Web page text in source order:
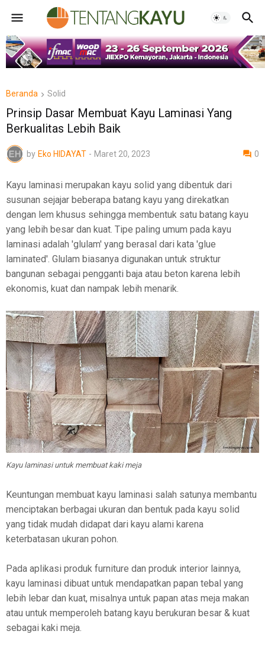
Beranda Solid
Prinsip Dasar Membuat Kayu Laminasi Yang
Berkualitas Lebih Baik
by Eko HIDAYAT - Maret 20, 2023 0
Kayu laminasi merupakan kayu solid yang dibentuk dari
susunan sejajar beberapa batang kayu yang direkatkan
dengan lem khusus sehingga membentuk satu batang kayu
yang lebih besar dan kuat. Tipe paling umum pada kayu
laminasi adalah 'glulam' yang berasal dari kata 'glue
laminated'. Glulam biasanya digunakan untuk struktur
bangunan sebagai pengganti baja atau beton karena lebih
ekonomis, kuat dan nampak lebih menarik.
Kayu laminasi untuk membuat kaki meja
Keuntungan membuat kayu laminasi salah satunya membantu
menciptakan berbagai ukuran dan bentuk pada kayu solid
yang tidak mudah didapat dari kayu alami karena
keterbatasan ukuran pohon.
Pada aplikasi produk furniture dan produk interior lainnya,
kayu laminasi dibuat untuk mendapatkan papan tebal yang
lebih lebar dan kuat, misalnya untuk papan atas meja makan
atau untuk memperoleh batang kayu berukuran besar & kuat
sebagai kaki meja.